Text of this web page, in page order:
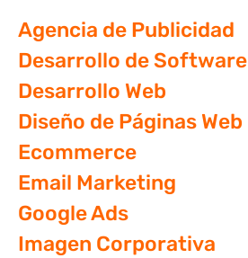
Agencia de Publicidad
Desarrollo de Software
Desarrollo Web
Diseño de Páginas Web
Ecommerce
Email Marketing
Google Ads
Imagen Corporativa